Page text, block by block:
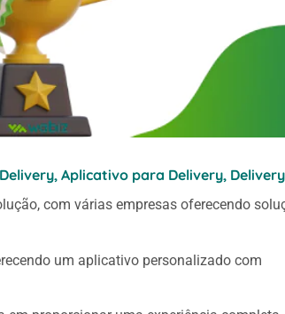
, Aplicativo para Delivery, Delivery
com várias empresas oferecendo
um aplicativo personalizado com